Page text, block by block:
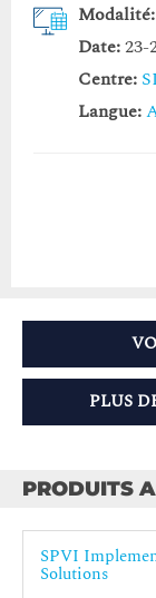
Modalité:
Date:23-
Centre:
Langue:
PLUS
PRODUITS
SPVI
Solutions